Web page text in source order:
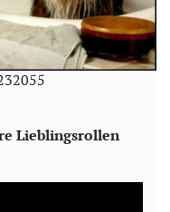
Lieblingsrollen